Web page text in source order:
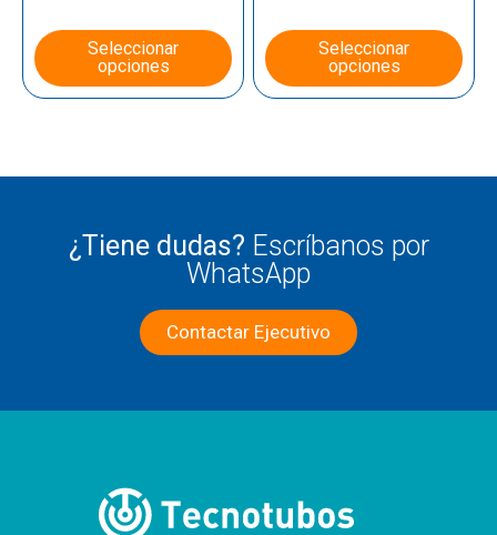
Seleccionar
opciones
Seleccionar
opciones
¿Tiene dudas? Escríbanos por
WhatsApp
Contactar Ejecutivo